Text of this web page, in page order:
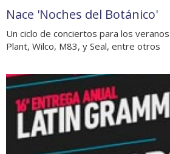
Nace 'Noches del Botánico'
Un ciclo de conciertos para los
Plant, Wilco, M83, y Seal, entre otros